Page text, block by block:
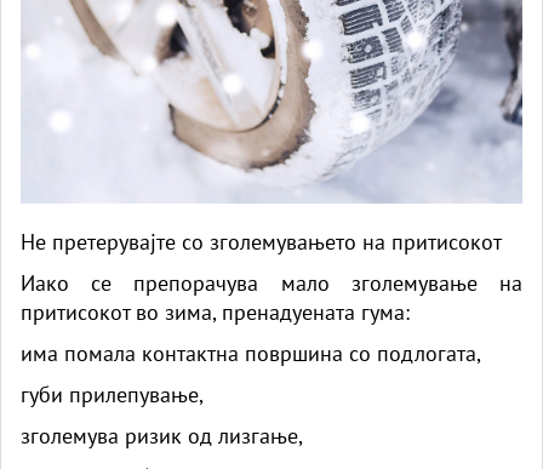
Не претерувајте со зголемувањето на притисокот
Иако се препорачува мало зголемување на
притисокот во зима, пренадуената гума:
има помала контактна површина со подлогата,
губи прилепување,
зголемува ризик од лизгање,